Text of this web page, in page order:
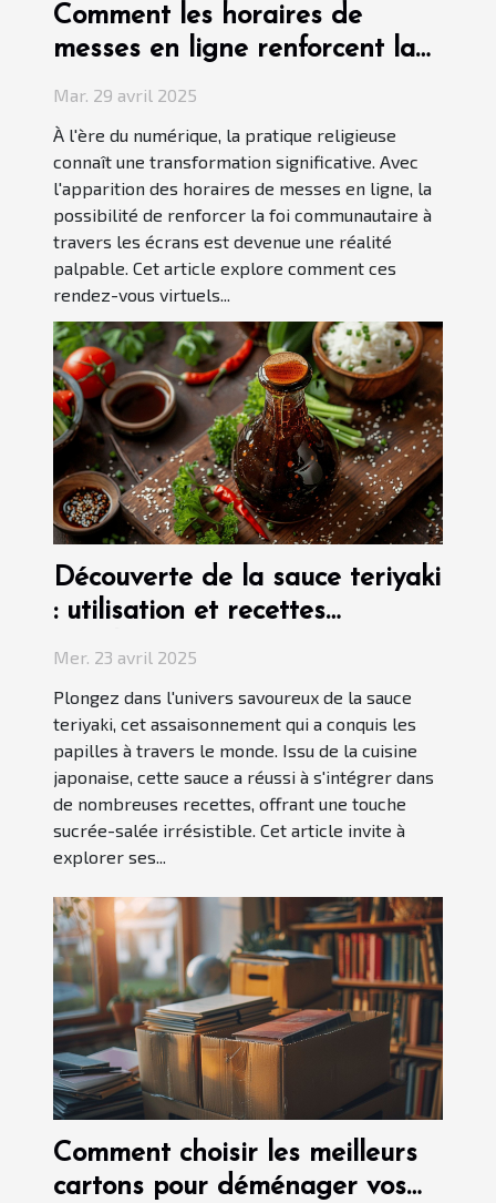
Comment les horaires de
messes en ligne renforcent la
Mar. 29 avril 2025
À l'ère du numérique, la pratique religieuse
connaît une transformation significative. Avec
l'apparition des horaires de messes en ligne, la
possibilité de renforcer la foi communautaire à
travers les écrans est devenue une réalité
palpable. Cet article explore comment ces
rendez-vous virtuels...
Découverte de la sauce teriyaki
: utilisation et recettes
Mer. 23 avril 2025
Plongez dans l'univers savoureux de la sauce
teriyaki, cet assaisonnement qui a conquis les
papilles à travers le monde. Issu de la cuisine
japonaise, cette sauce a réussi à s'intégrer dans
de nombreuses recettes, offrant une touche
sucrée-salée irrésistible. Cet article invite à
explorer ses...
Comment choisir les meilleurs
cartons pour déménager vos